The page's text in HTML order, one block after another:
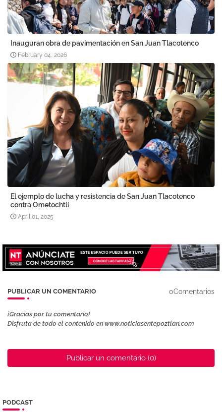
Inauguran obra de pavimentación en San Juan Tlacotenco
February 04, 2026
El ejemplo de lucha y resistencia de San Juan Tlacotenco
contra Ometochtli
April 01, 2025
PUBLICAR UN COMENTARIO 0Comentarios
¡Gracias por tu comentario!
Disfruta de todo el contenido en www.noticiasentepoztlan.com
Publicar un comentario (0)
PODCAST